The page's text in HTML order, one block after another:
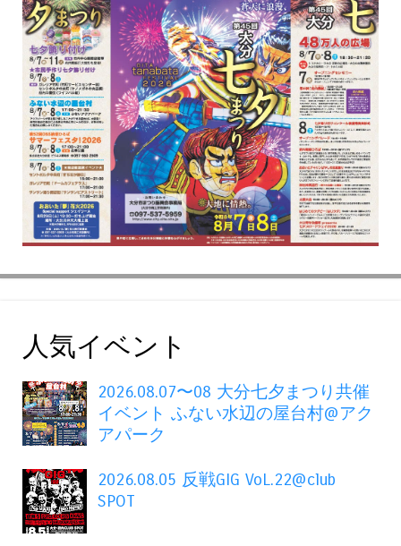
人気イベント
2026.08.07〜08 大分七夕まつり共催
イベント ふない水辺の屋台村@アク
アパーク
2026.08.05 反戦GIG VoL.22@club
SPOT